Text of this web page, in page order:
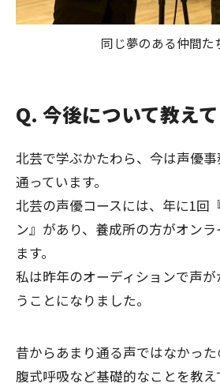
同じ夢のある仲間た
Q. 今後について教えて
北芸で学ぶかたわら、今は声優
通っています。
北芸の声優コースには、年に1回
ン』があり、養成所の方がオン
ます。
私は昨年のオーディションで声
うことになりました。
昔からあまり通る声ではなかっ
腹式呼吸など基礎的なことを教